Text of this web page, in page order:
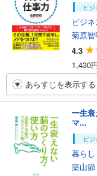
ビ
ビジ
菊原智
4.3
1,430
あらすじを表示する
一生
マ...
ビ
暮ら
築山節